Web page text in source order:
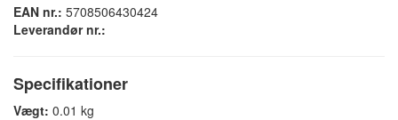
EAN nr.: 5708506430424
Leverandør nr.:
Specifikationer
Vægt: 0.01 kg